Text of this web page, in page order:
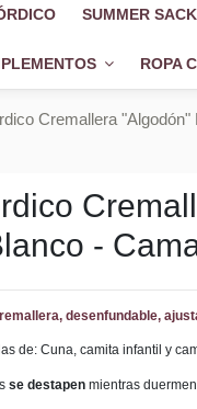
SUMMER SACK
ROPA
Cremallera
-
desenfundable,
de: Cuna, camita infantil y
se destapen mientras duermen